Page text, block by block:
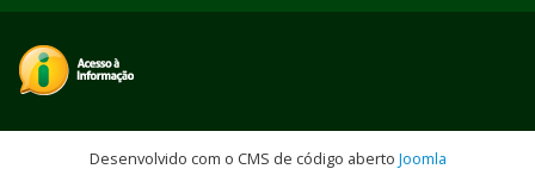
Desenvolvido com o CMS de código aberto Joomla